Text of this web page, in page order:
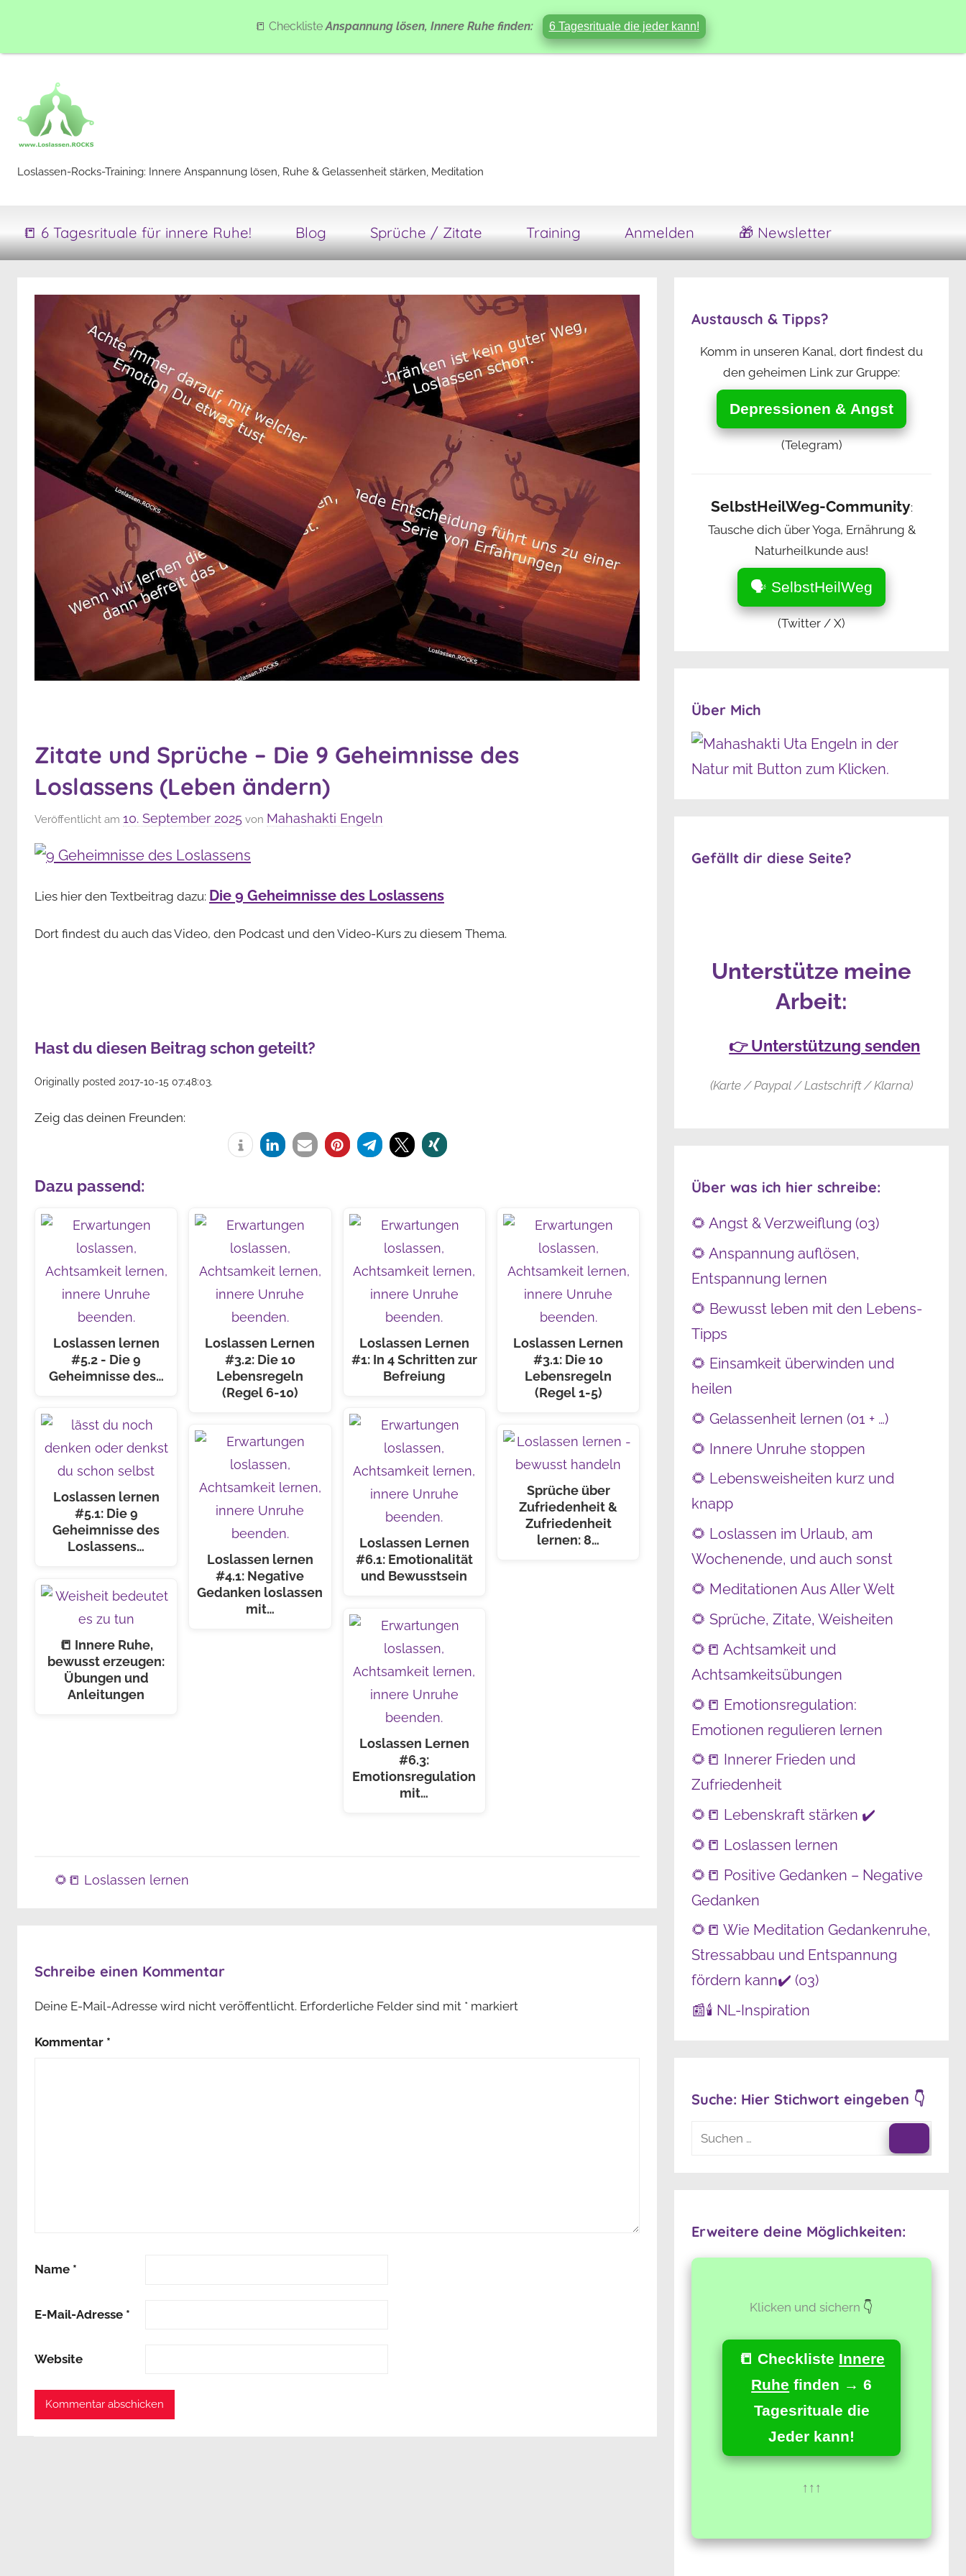
springen
Loslassen-
Rocks-
Training
Loslassen-Rocks-Training: Innere Anspannung lösen, Ruhe & Gelassenheit stärken, Meditation
📒 6 Tagesrituale für innere Ruhe! Blog Sprüche / Zitate Training Anmelden 🎁 Newsletter
Zitate und Sprüche – Die 9 Geheimnisse des
Loslassens (Leben ändern)
Veröffentlicht am 10. September 2025 von Mahashakti Engeln
Lies hier den Textbeitrag dazu: Die 9 Geheimnisse des Loslassens
Dort findest du auch das Video, den Podcast und den Video-Kurs zu diesem Thema.
Hast du diesen Beitrag schon geteilt?
Originally posted 2017-10-15 07:48:03.
Zeig das deinen Freunden:
Dazu passend:
Loslassen lernen
#5.2 - Die 9
Geheimnisse des…
Loslassen lernen
#5.1: Die 9
Geheimnisse des
Loslassens…
📒 Innere Ruhe,
bewusst erzeugen:
Übungen und
Anleitungen
Loslassen Lernen
#3.2: Die 10
Lebensregeln
(Regel 6-10)
Loslassen lernen
#4.1: Negative
Gedanken loslassen
mit…
Loslassen Lernen
#1: In 4 Schritten zur
Befreiung
Loslassen Lernen
#6.1: Emotionalität
und Bewusstsein
Loslassen Lernen
#6.3:
Emotionsregulation
mit…
Loslassen Lernen
#3.1: Die 10
Lebensregeln
(Regel 1-5)
Sprüche über
Zufriedenheit &
Zufriedenheit
lernen: 8…
🌻📒 Loslassen lernen
d
a
Schreibe einen Kommentar
Deine E-Mail-Adresse wird nicht veröffentlicht. Erforderliche Felder sind mit * markiert
Kommentar *
Name *
E-Mail-Adresse *
Website
Austausch & Tipps?
Komm in unseren Kanal, dort findest du
den geheimen Link zur Gruppe:
Depressionen & Angst
(Telegram)
SelbstHeilWeg-Community:
Tausche dich über Yoga, Ernährung &
Naturheilkunde aus!
🗣️ SelbstHeilWeg
(Twitter / X)
Über Mich
Gefällt dir diese Seite?
Unterstütze meine
Arbeit:
👉 Unterstützung senden
(Karte / Paypal / Lastschrift / Klarna)
Über was ich hier schreibe:
🌻 Angst & Verzweiflung (03)
🌻 Anspannung auflösen,
Entspannung lernen
🌻 Bewusst leben mit den Lebens-
Tipps
🌻 Einsamkeit überwinden und
heilen
🌻 Gelassenheit lernen (01 + …)
🌻 Innere Unruhe stoppen
🌻 Lebensweisheiten kurz und
knapp
🌻 Loslassen im Urlaub, am
Wochenende, und auch sonst
🌻 Meditationen Aus Aller Welt
🌻 Sprüche, Zitate, Weisheiten
🌻📒 Achtsamkeit und
Achtsamkeitsübungen
🌻📒 Emotionsregulation:
Emotionen regulieren lernen
🌻📒 Innerer Frieden und
Zufriedenheit
🌻📒 Lebenskraft stärken ✔️
🌻📒 Loslassen lernen
🌻📒 Positive Gedanken – Negative
Gedanken
🌻📒 Wie Meditation Gedankenruhe,
Stressabbau und Entspannung
fördern kann✔️ (03)
📰🕯️ NL-Inspiration
Suche: Hier Stichwort eingeben 👇
Suchen
Erweitere deine Möglichkeiten:
Klicken und sichern 👇
📒 Checkliste Innere
Ruhe finden → 6
Tagesrituale die
Jeder kann!
↑↑↑
📒 ChecklisteAnspannung lösen, Innere Ruhe finden: 6 Tagesrituale die jeder kann!